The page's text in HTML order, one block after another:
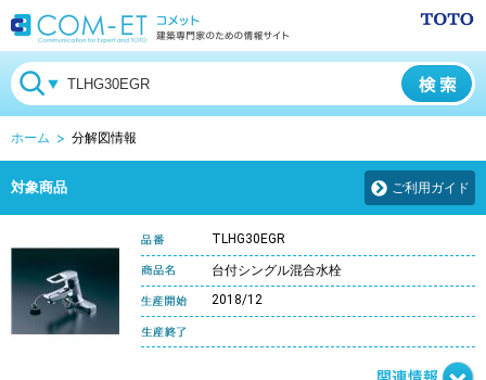
ホーム 分解図情報
対象商品 ご利用ガイド
TLHG30EGR
台付シングル混合水栓
2018/12